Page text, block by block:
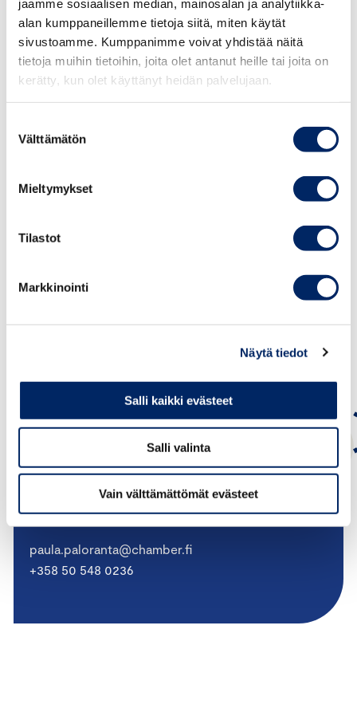
jaamme sosiaalisen median, mainosalan ja analytiikka-
alan kumppaneillemme tietoja siitä, miten käytät
sivustoamme. Kumppanimme voivat yhdistää näitä
tietoja muihin tietoihin, joita olet antanut heille tai joita on
kerätty, kun olet käyttänyt heidän palvelujaan.
valinta
Välttämätön
Mieltymykset
Tilastot
Markkinointi
Näytä tiedot
Salli kaikki evästeet
Salli valinta
Vain välttämättömät evästeet
työpaikkailmoitus
Paula Paloranta
PÄÄSIHTEERI, MARKKINOINTIOIKEUDELLISET ASIAT
paula.paloranta@chamber.fi
+358 50 548 0236